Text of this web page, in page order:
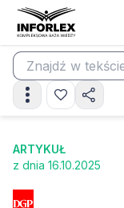
ARTYKUŁ
z dnia 16.10.2025